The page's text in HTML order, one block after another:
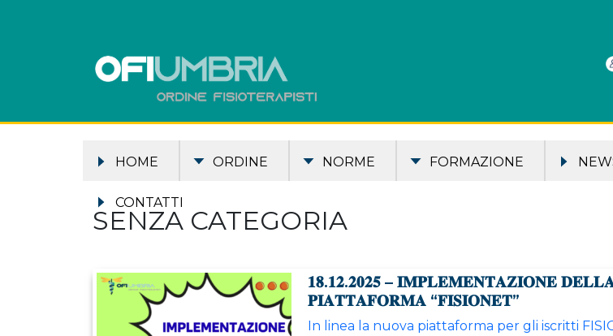
HOME ORDINE NORME FORMAZIONE
CONTATTI
SENZA CATEGORIA
𝟏𝟖.𝟏𝟐.𝟐𝟎𝟐𝟓 – 𝐈𝐌𝐏𝐋𝐄𝐌𝐄𝐍𝐓𝐀𝐙𝐈𝐎𝐍𝐄
𝐏𝐈𝐀𝐓𝐓𝐀𝐅𝐎𝐑𝐌𝐀 “𝐅𝐈𝐒𝐈𝐎𝐍𝐄𝐓”
In linea la nuova piattaforma per gli iscritti